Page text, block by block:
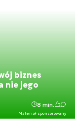
biznes
nie jego
Materiał sponsorowany
8 min.